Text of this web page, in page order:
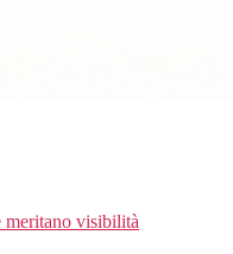
visibilità